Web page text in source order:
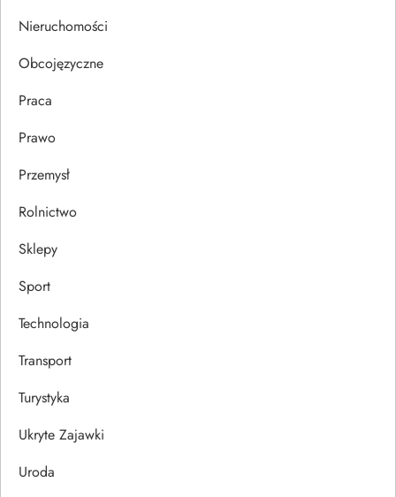
u
Nieruchomości
Obcojęzyczne
Praca
Prawo
Przemysł
Rolnictwo
Sklepy
Sport
Technologia
Transport
Turystyka
Ukryte Zajawki
Uroda